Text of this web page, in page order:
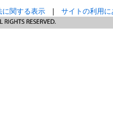
に関する表示 サイトの利用に